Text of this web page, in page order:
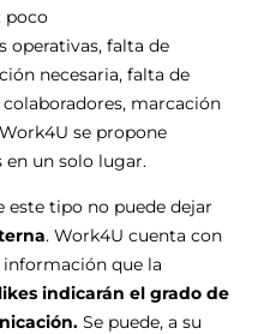
poco
operativas, falta de
necesaria, falta de
colaboradores, marcación
se propone
en un solo lugar.
este tipo no puede dejar
. Work4U cuenta con
que la
likes indicarán el grado de
Se puede, a su